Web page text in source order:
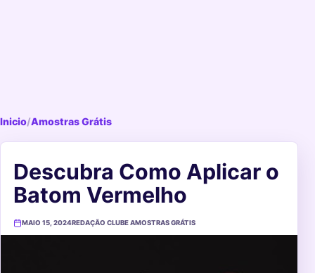
Inicio/Amostras Grátis
Descubra Como Aplicar o
Batom Vermelho
MAIO 15, 2024REDAÇÃO CLUBE AMOSTRAS GRÁTIS